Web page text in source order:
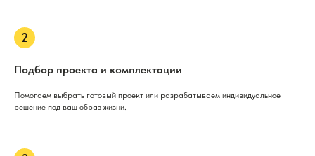
Подбор проекта и комплектации
Помогаем выбрать готовый проект или разрабатываем индивидуальное
решение под ваш образ жизни.